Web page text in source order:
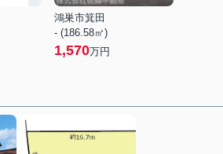
鴻巣市箕田
- (186.58㎡)
1,570万円